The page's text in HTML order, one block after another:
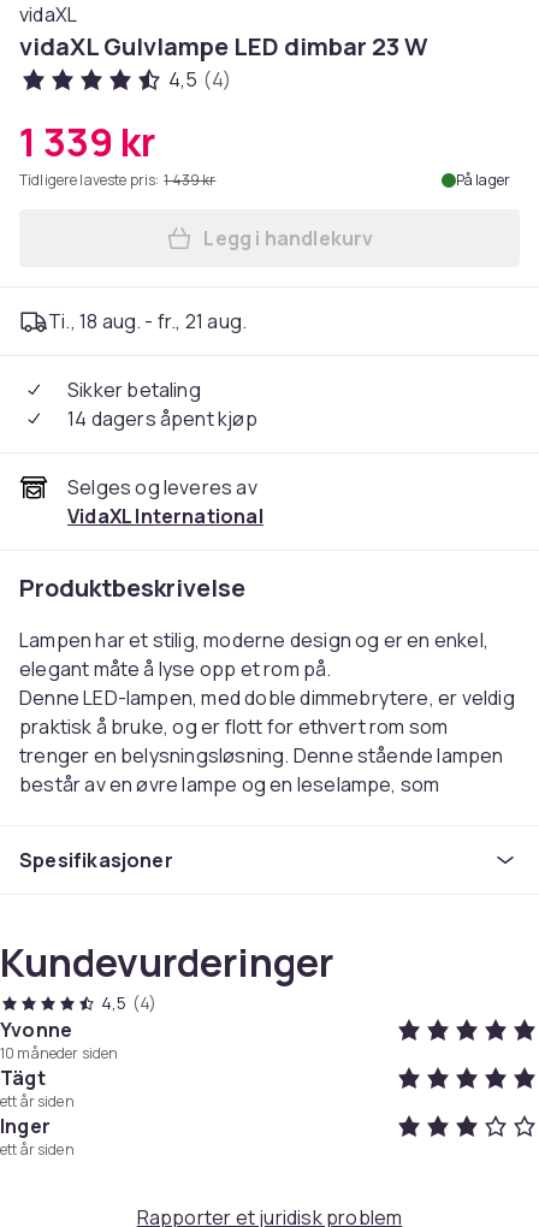
vidaXL
vidaXL Gulvlampe LED dimbar 23 W
4,5 (4)
1 339 kr
Tidligere laveste pris: 1 439 kr På lager
Legg vidaXL Gulvlampe
Legg i handlekurv
Ti., 18 aug. - fr., 21 aug.
Sikker betaling
14 dagers åpent kjøp
Selges og leveres av
VidaXL International
Produktbeskrivelse
Lampen har et stilig, moderne design og er en enkel,
elegant måte å lyse opp et rom på.
Denne LED-lampen, med doble dimmebrytere, er veldig
praktisk å bruke, og er flott for ethvert rom som
trenger en belysningsløsning. Denne stående lampen
består av en øvre lampe og en leselampe, som
deg å spare på strømregningen. Det varme, hvite lyset
derfor svært holdbar.
Materiale: stål med svart overflate
Mål: 180 x 25 cm (H x Diam.)
Lengde kabel: 1,8 m
Spenning: 220-240 V, AC
Lyskilde: 1 x 18 W LED, 1 x 5 W LED
Farge lys: varmhvit
Spesifikasjoner
Kundevurderinger
4,5 (4)
Yvonne
10 måneder siden
Tägt
ett år siden
Inger
ett år siden
Rapporter et juridisk problem